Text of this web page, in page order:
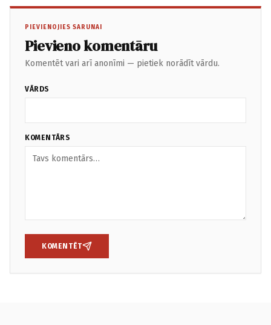
PIEVIENOJIES SARUNAI
Pievieno komentāru
Komentēt vari arī anonīmi — pietiek norādīt vārdu.
VĀRDS
KOMENTĀRS
KOMENTĒT